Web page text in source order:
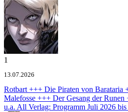
1
13.07.2026
Rotbart +++ Die Piraten von Barataria
Malefosse +++ Der Gesang der
u.a. All Verlag: Programm Juli 2026